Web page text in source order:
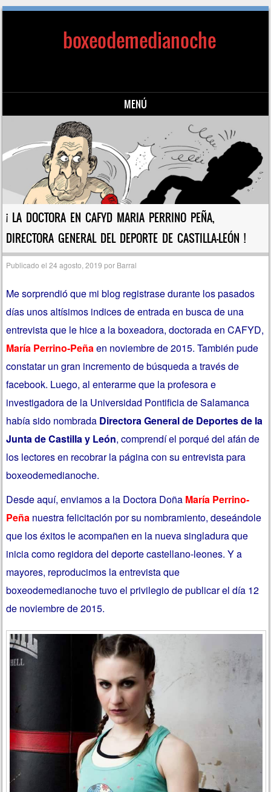
boxeodemedianoche
MENÚ
Saltar al contenido
¡ LA DOCTORA EN CAFYD MARIA PERRINO PEÑA,
DIRECTORA GENERAL DEL DEPORTE DE CASTILLA-LEÓN !
Publicado el24 agosto, 2019 por Barral
Me sorprendió que mi blog registrase durante los pasados
días unos altísimos indices de entrada en busca de una
entrevista que le hice a la boxeadora, doctorada en CAFYD,
María Perrino-Peñaen noviembre de 2015. También pude
constatar un gran incremento de búsqueda a través de
facebook. Luego, al enterarme que la profesora e
investigadora de la Universidad Pontificia de Salamanca
había sido nombrada Directora General de Deportes de la
Junta de Castilla y León, comprendí el porqué del afán de
los lectores en recobrar la página con su entrevista para
boxeodemedianoche.
Desde aquí, enviamos a la Doctora Doña María Perrino-
Peña nuestra felicitación por su nombramiento, deseándole
que los éxitos le acompañen en la nueva singladura que
inicia como regidora del deporte castellano-leones. Y a
mayores, reproducimos la entrevista que
boxeodemedianoche tuvo el privilegio de publicar el día 12
de noviembre de 2015.